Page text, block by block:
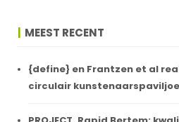
MEEST RECENT
{define} en Frantzen et al
circulair